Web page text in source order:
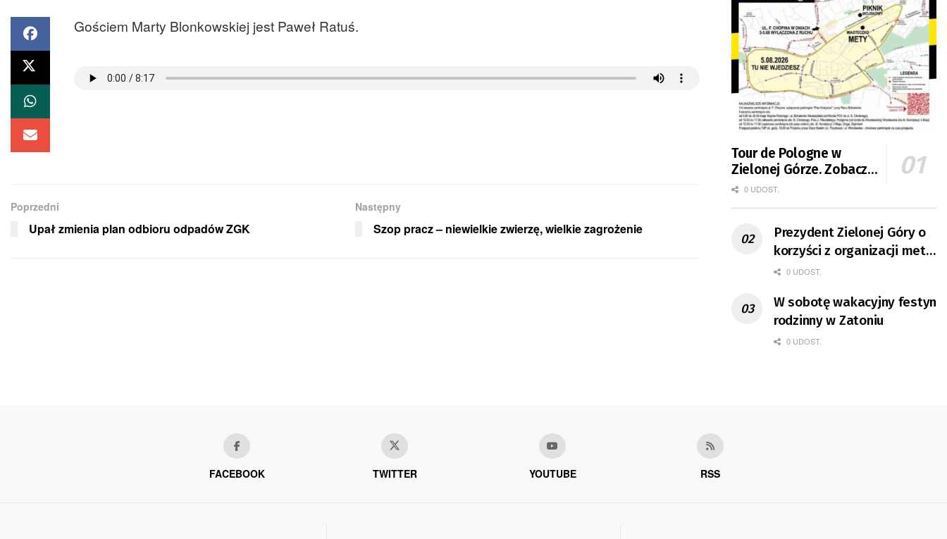
Gościem Marty Blonkowskiej jest Paweł Ratuś.
Poprzedni
Upał zmienia plan odbioru odpadów ZGK
Następny
Szop pracz – niewielkie zwierzę, wielkie zagrożenie
Tour de Pologne w
Zielonej Górze. Zobacz
zmiany w organizacji
0 UDOST.
Prezydent Zielonej Góry o
korzyści z organizacji mety
Tour de Pologne
0 UDOST.
W sobotę wakacyjny festyn
rodzinny w Zatoniu
0 UDOST.
FACEBOOK TWITTER YOUTUBE RSS